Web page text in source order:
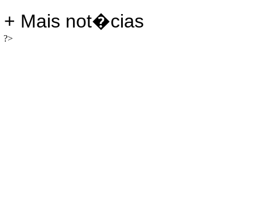
+ Mais not�cias
?>